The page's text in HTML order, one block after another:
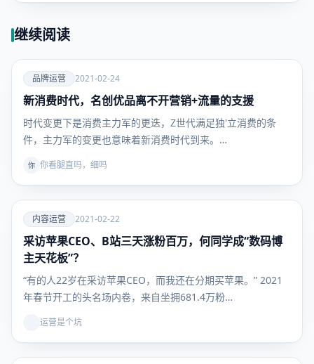
继续阅读
爱
品牌运
营
品牌运营 2021-02-24
新消费时代，名创优品离不开营销+流量的支援
时代变更下是消费主力军的更迭，Z世代满足独'立消费的条
件，主力军的变更也意味着新消费时代到来。…
你 你看腿直吗，细吗
爱
内容运
营
内容运营 2021-02-22
采访苹果CEO、B站三天涨粉百万，何同学成“数码博
主天花板”？
“有的人22岁在采访苹果CEO，而我还在分期买苹果。” 2021
年春节开工的头名场内卷，来自坐拥681.4万粉…
运营是个坑